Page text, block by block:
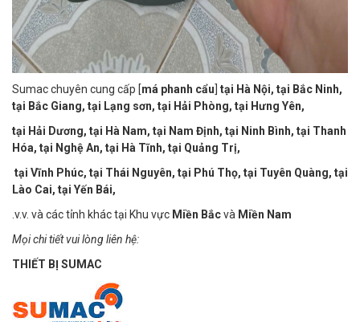
Sumac chuyên cung cấp [má phanh cẩu tại Hà Nội, tại Bắc Ninh,
tại Bắc Giang, tại Lạng sơn, tại Hải Phòng, tại Hưng Yên,
tại Hải Dương, tại Hà Nam, tại Nam Định, tại Ninh Bình, tại Thanh
Hóa, tại Nghệ An, tại Hà Tĩnh, tại Quảng Trị,
tại Vĩnh Phúc, tại Thái Nguyên, tại Phú Thọ, tại Tuyên Quàng, tại
Lào Cai, tại Yến Bái,
.v.v. và các tỉnh khác tại Khu vực Miền Bắcvà Miền Nam
Mọi chi tiết vui lòng liên hệ:
THIẾT BỊ SUMAC